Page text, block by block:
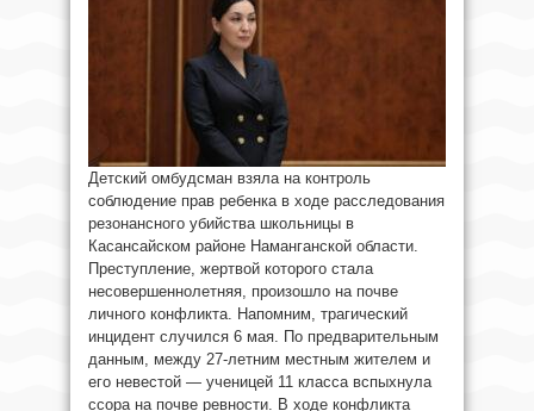
Детский омбудсман взяла на контроль
соблюдение прав ребенка в ходе расследования
резонансного убийства школьницы в
Касансайском районе Наманганской области.
Преступление, жертвой которого стала
несовершеннолетняя, произошло на почве
личного конфликта. Напомним, трагический
инцидент случился 6 мая. По предварительным
данным, между 27-летним местным жителем и
его невестой — ученицей 11 класса вспыхнула
ссора на почве ревности. В ходе конфликта